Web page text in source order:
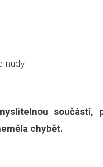
nudy
chybět.